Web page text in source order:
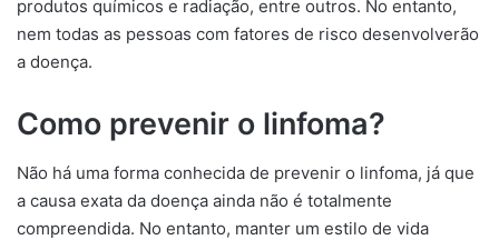
produtos químicos e radiação, entre outros. No entanto,
nem todas as pessoas com fatores de risco desenvolverão
a doença.
Como prevenir o linfoma?
Não há uma forma conhecida de prevenir o linfoma, já que
a causa exata da doença ainda não é totalmente
compreendida. No entanto, manter um estilo de vida